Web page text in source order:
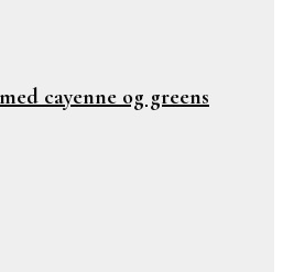
cayenne og greens